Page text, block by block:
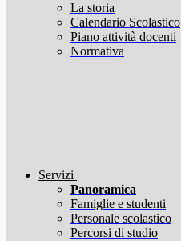
La storia
Calendario Scolastico
Piano attività docenti
Normativa
Servizi
Panoramica
Famiglie e studenti
Personale scolastico
Percorsi di studio